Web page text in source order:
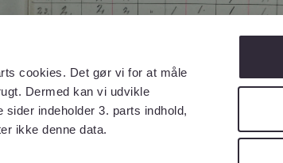
cookies. Det gør vi for at måle
Dermed kan vi udvikle
indeholder 3. parts indhold,
ikke denne data.